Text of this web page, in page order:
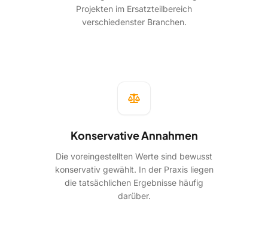
Projekten im Ersatzteilbereich
verschiedenster Branchen.
Konservative Annahmen
Die voreingestellten Werte sind bewusst
konservativ gewählt. In der Praxis liegen
die tatsächlichen Ergebnisse häufig
darüber.